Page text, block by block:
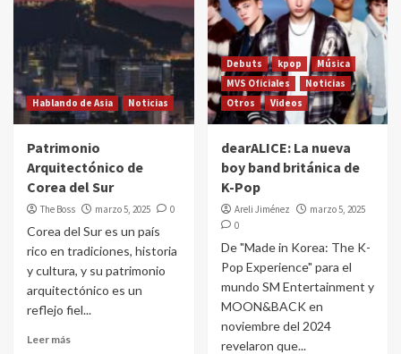
Hablando de Asia Noticias
Patrimonio
Arquitectónico de
Corea del Sur
The Boss marzo 5, 2025 0
Corea del Sur es un país
rico en tradiciones, historia
y cultura, y su patrimonio
arquitectónico es un
reflejo fiel...
Leer más
Debuts kpop
Música
MVS Oficiales
Noticias
Otros
Videos
dearALICE: La nueva
boy band británica de
K-Pop
Areli Jiménez
marzo 5, 2025
0
De "Made in Korea: The K-
Pop Experience" para el
mundo SM Entertainment y
MOON&BACK en
noviembre del 2024
revelaron que...